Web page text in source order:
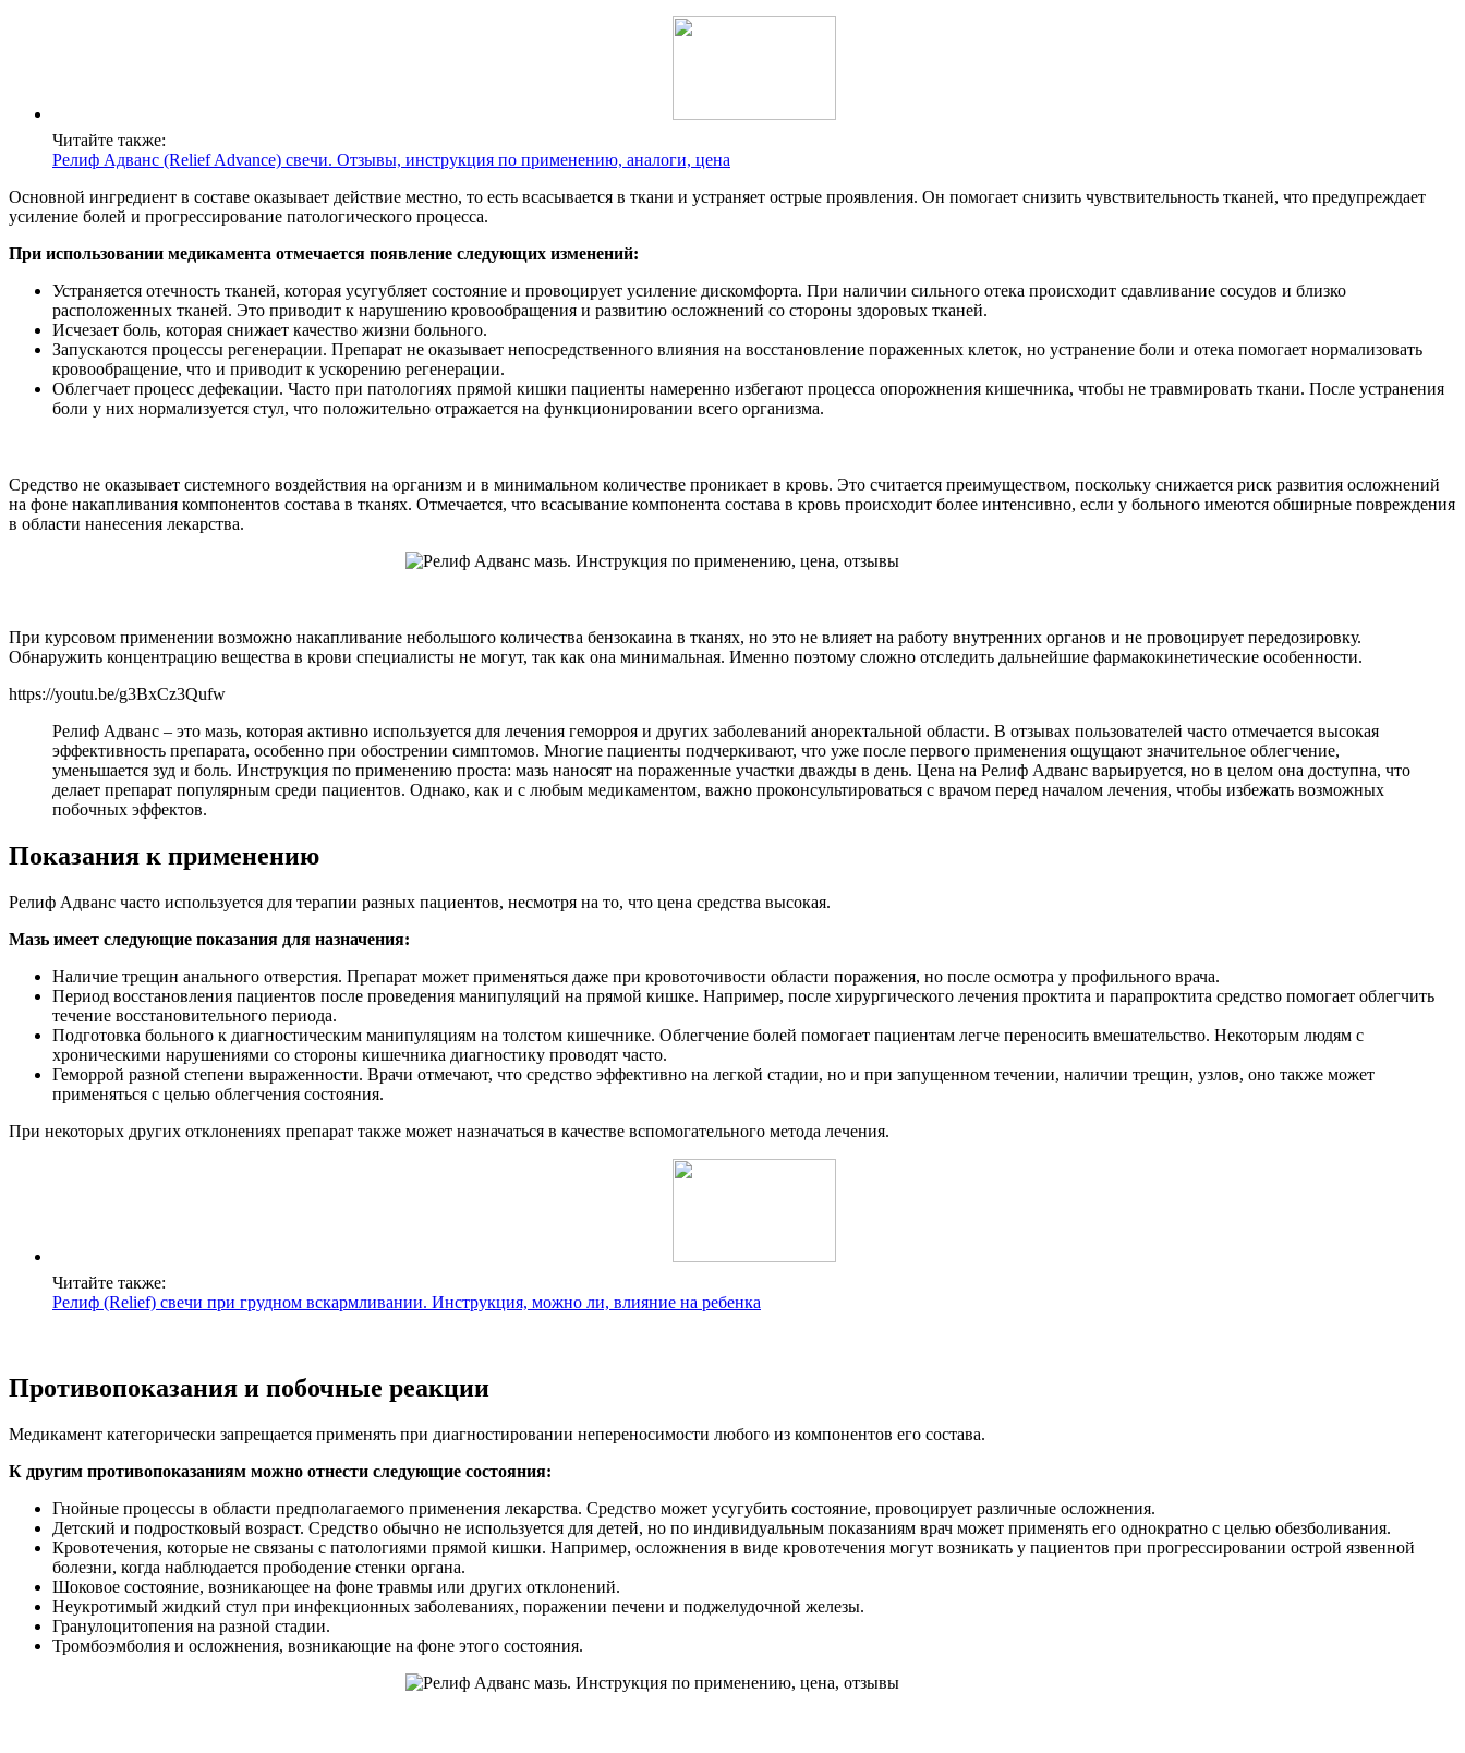
Читайте также:
Релиф Адванс (Relief Advance) свечи. Отзывы, инструкция по применению, аналоги, цена
Основной ингредиент в составе оказывает действие местно, то есть всасывается в ткани и устраняет острые проявления. Он помогает снизить чувствительность тканей, что предупреждает
усиление болей и прогрессирование патологического процесса.
При использовании медикамента отмечается появление следующих изменений:
Устраняется отечность тканей, которая усугубляет состояние и провоцирует усиление дискомфорта. При наличии сильного отека происходит сдавливание сосудов и близко
расположенных тканей. Это приводит к нарушению кровообращения и развитию осложнений со стороны здоровых тканей.
Исчезает боль, которая снижает качество жизни больного.
Запускаются процессы регенерации. Препарат не оказывает непосредственного влияния на восстановление пораженных клеток, но устранение боли и отека помогает нормализовать
кровообращение, что и приводит к ускорению регенерации.
Облегчает процесс дефекации. Часто при патологиях прямой кишки пациенты намеренно избегают процесса опорожнения кишечника, чтобы не травмировать ткани. После устранения
боли у них нормализуется стул, что положительно отражается на функционировании всего организма.
Средство не оказывает системного воздействия на организм и в минимальном количестве проникает в кровь. Это считается преимуществом, поскольку снижается риск развития осложнений
на фоне накапливания компонентов состава в тканях. Отмечается, что всасывание компонента состава в кровь происходит более интенсивно, если у больного имеются обширные повреждения
в области нанесения лекарства.
При курсовом применении возможно накапливание небольшого количества бензокаина в тканях, но это не влияет на работу внутренних органов и не провоцирует передозировку.
Обнаружить концентрацию вещества в крови специалисты не могут, так как она минимальная. Именно поэтому сложно отследить дальнейшие фармакокинетические особенности.
https://youtu.be/g3BxCz3Qufw
Релиф Адванс – это мазь, которая активно используется для лечения геморроя и других заболеваний аноректальной области. В отзывах пользователей часто отмечается высокая
эффективность препарата, особенно при обострении симптомов. Многие пациенты подчеркивают, что уже после первого применения ощущают значительное облегчение,
уменьшается зуд и боль. Инструкция по применению проста: мазь наносят на пораженные участки дважды в день. Цена на Релиф Адванс варьируется, но в целом она доступна, что
делает препарат популярным среди пациентов. Однако, как и с любым медикаментом, важно проконсультироваться с врачом перед началом лечения, чтобы избежать возможных
побочных эффектов.
Показания к применению
Релиф Адванс часто используется для терапии разных пациентов, несмотря на то, что цена средства высокая.
Мазь имеет следующие показания для назначения:
Наличие трещин анального отверстия. Препарат может применяться даже при кровоточивости области поражения, но после осмотра у профильного врача.
Период восстановления пациентов после проведения манипуляций на прямой кишке. Например, после хирургического лечения проктита и парапроктита средство помогает облегчить
течение восстановительного периода.
Подготовка больного к диагностическим манипуляциям на толстом кишечнике. Облегчение болей помогает пациентам легче переносить вмешательство. Некоторым людям с
хроническими нарушениями со стороны кишечника диагностику проводят часто.
Геморрой разной степени выраженности. Врачи отмечают, что средство эффективно на легкой стадии, но и при запущенном течении, наличии трещин, узлов, оно также может
применяться с целью облегчения состояния.
При некоторых других отклонениях препарат также может назначаться в качестве вспомогательного метода лечения.
Читайте также:
Релиф (Relief) свечи при грудном вскармливании. Инструкция, можно ли, влияние на ребенка
Противопоказания и побочные реакции
Медикамент категорически запрещается применять при диагностировании непереносимости любого из компонентов его состава.
К другим противопоказаниям можно отнести следующие состояния:
Гнойные процессы в области предполагаемого применения лекарства. Средство может усугубить состояние, провоцирует различные осложнения.
Детский и подростковый возраст. Средство обычно не используется для детей, но по индивидуальным показаниям врач может применять его однократно с целью обезболивания.
Кровотечения, которые не связаны с патологиями прямой кишки. Например, осложнения в виде кровотечения могут возникать у пациентов при прогрессировании острой язвенной
болезни, когда наблюдается прободение стенки органа.
Шоковое состояние, возникающее на фоне травмы или других отклонений.
Неукротимый жидкий стул при инфекционных заболеваниях, поражении печени и поджелудочной железы.
Гранулоцитопения на разной стадии.
Тромбоэмболия и осложнения, возникающие на фоне этого состояния.